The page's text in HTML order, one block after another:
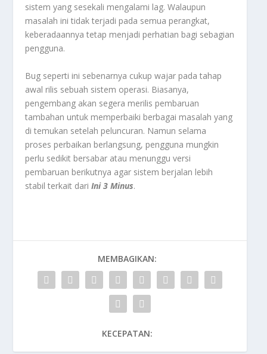
sistem yang sesekali mengalami lag. Walaupun
masalah ini tidak terjadi pada semua perangkat,
keberadaannya tetap menjadi perhatian bagi sebagian
pengguna.
Bug seperti ini sebenarnya cukup wajar pada tahap
awal rilis sebuah sistem operasi. Biasanya,
pengembang akan segera merilis pembaruan
tambahan untuk memperbaiki berbagai masalah yang
di temukan setelah peluncuran. Namun selama
proses perbaikan berlangsung, pengguna mungkin
perlu sedikit bersabar atau menunggu versi
pembaruan berikutnya agar sistem berjalan lebih
stabil terkait dariIni 3 Minus.
MEMBAGIKAN:
KECEPATAN: